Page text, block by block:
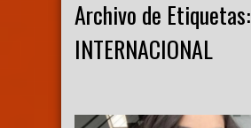
Archivo de Etiquetas:
INTERNACIONAL